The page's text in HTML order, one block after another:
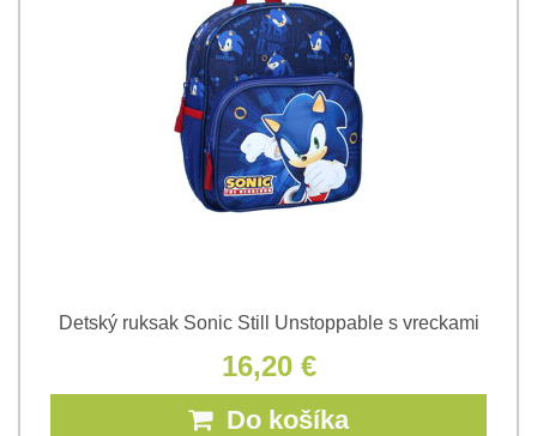
Detský ruksak Sonic Still Unstoppable s vreckami
16,20 €
Do košíka